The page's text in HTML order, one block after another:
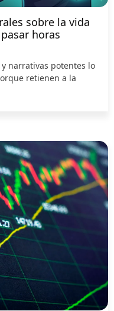
sobre la vida
horas
narrativas potentes lo
retienen a la